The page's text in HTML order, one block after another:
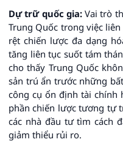
Dự trữ quốc gia:Vai trò
Trung Quốc trong việc
rệt chiến lược đa dạng
tăng liên tục suốt tám
cho thấy Trung Quốc
sản trú ẩn trước những
công cụ ổn định tài chính
phần chiến lược tương tự
các nhà đầu tư tìm cách
giảm thiểu rủi ro.